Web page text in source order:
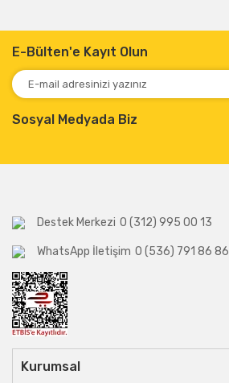
E-Bülten'e Kayıt Olun
Sosyal Medyada Biz
Destek Merkezi 0 (312) 995 00 13
WhatsApp İletişim 0 (536) 791 86 86
Kurumsal